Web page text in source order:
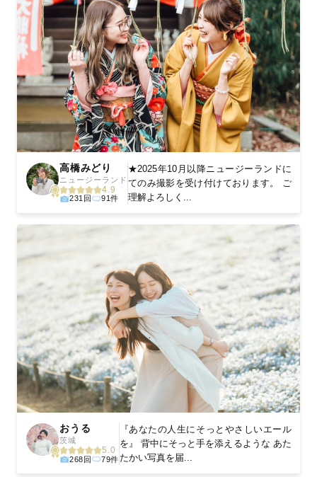
高橋みどり
ニュージーランド
4.9
231回 91件
★2025年10月以降ニュージーランドに
てのみ撮影を受け付けております。 ご
理解よろしく...
おうる
茨城
5.0
268回 79件
『あなたの人生にそっとやさしいエール
を』 背中にそっと手を添えるような あた
たかい写真を届...